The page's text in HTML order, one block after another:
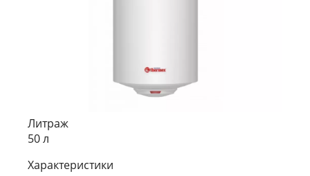
Литраж
50 л
Характеристики